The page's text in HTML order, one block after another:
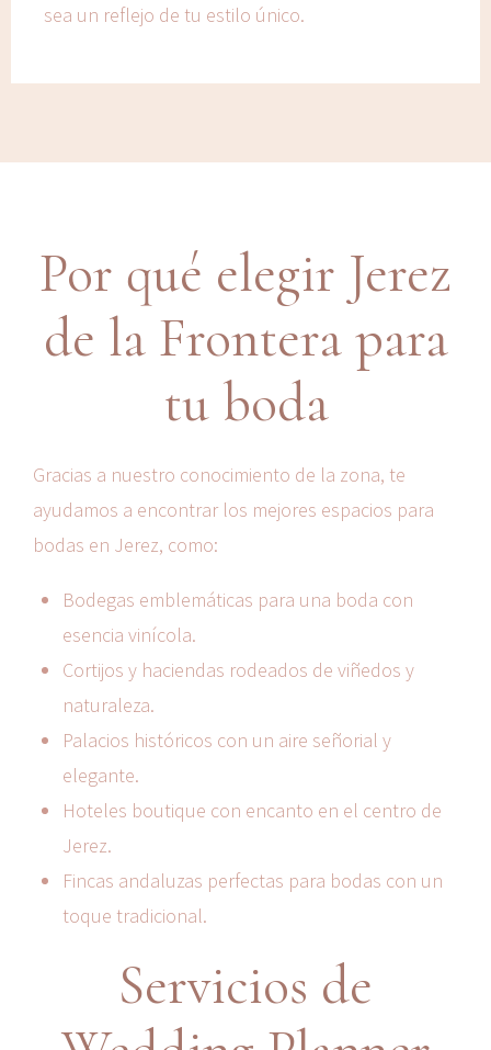
sea un reflejo de tu estilo único.
Por qué elegir Jerez
de la Frontera para
tu boda
Gracias a nuestro conocimiento de la zona, te
ayudamos a encontrar los mejores espacios para
bodas en Jerez, como:
Bodegas emblemáticas para una boda con
esencia vinícola.
Cortijos y haciendas rodeados de viñedos y
naturaleza.
Palacios históricos con un aire señorial y
elegante.
Hoteles boutique con encanto en el centro de
Jerez.
Fincas andaluzas perfectas para bodas con un
toque tradicional.
Servicios de